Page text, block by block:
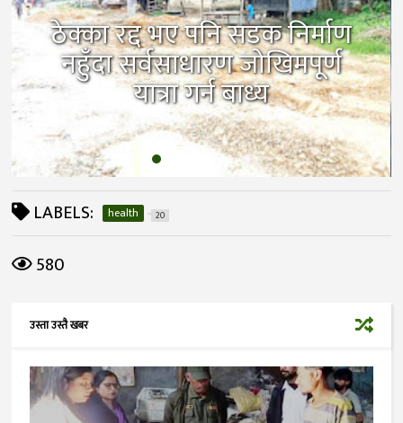
सिरहामा बोलबम श्रद्धालु सवार
ट्याक्टर पल्टियो, १५ जना घाइते
LABELS: health 20
580
उस्ता उस्तै खबर